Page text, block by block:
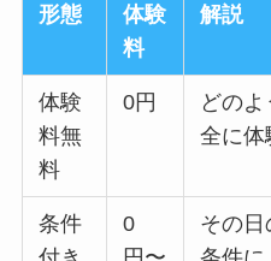
形態
体験
料
解説
体験
料無
料
0円
どの
全に体
条件
0
その